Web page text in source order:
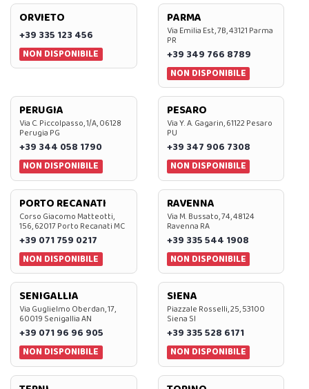
ORVIETO
+39 335 123 456
NON DISPONIBILE
PARMA
Via Emilia Est, 7B, 43121 Parma
PR
+39 349 766 8789
NON DISPONIBILE
PERUGIA
Via C. Piccolpasso, 1/A, 06128
Perugia PG
+39 344 058 1790
NON DISPONIBILE
PESARO
Via Y. A. Gagarin, 61122 Pesaro
PU
+39 347 906 7308
NON DISPONIBILE
PORTO RECANATI
Corso Giacomo Matteotti,
156, 62017 Porto Recanati MC
+39 071 759 0217
NON DISPONIBILE
RAVENNA
Via M. Bussato, 74, 48124
Ravenna RA
+39 335 544 1908
NON DISPONIBILE
SENIGALLIA
Via Guglielmo Oberdan, 17,
60019 Senigallia AN
+39 071 96 96 905
NON DISPONIBILE
SIENA
Piazzale Rosselli, 25, 53100
Siena SI
+39 335 528 6171
NON DISPONIBILE